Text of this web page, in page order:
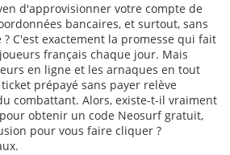
d'approvisionner votre compte de
bancaires, et surtout, sans
C'est exactement la promesse qui fait
français chaque jour. Mais
en ligne et les arnaques en tout
prépayé sans payer relève
combattant. Alors, existe-t-il vraiment
obtenir un code Neosurf gratuit,
pour vous faire cliquer ?